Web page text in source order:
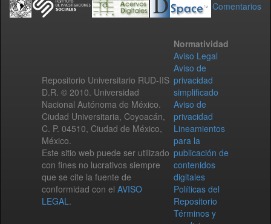
Comentarios
Repositorio Universitario RUD-IIS
D.R. © 2010. Universidad
Nacional Autónoma de México.
Ciudad Universitaria, Coyoacán,
C. P. 04510, Ciudad de México,
México.
Este sitio web puede ser utilizado
con fines no lucrativos siempre
que se cite la fuente de
conformidad con el AVISO
LEGAL.
Normatividad
Aviso Legal
Aviso de
privacidad
simplificado
Aviso de
privacidad
Lineamientos
para la
publicación de
contenidos
digitales
Políticas del
Repositorio
Términos y